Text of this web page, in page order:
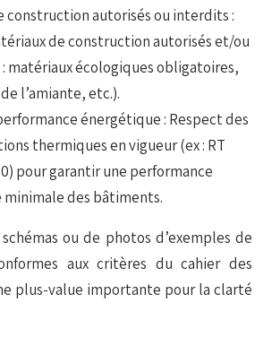
construction autorisés ou interdits :
de construction autorisés et/ou
matériaux écologiques obligatoires,
l’amiante, etc.).
énergétique : Respect des
thermiques en vigueur (ex : RT
pour garantir une performance
des bâtiments.
ou de photos d’exemples de
aux critères du cahier des
plus-value importante pour la clarté